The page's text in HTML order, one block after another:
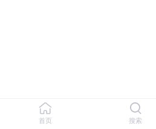
首页 搜索